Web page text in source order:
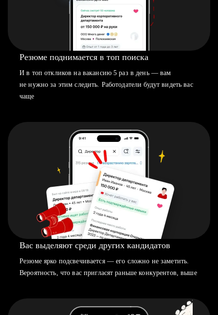
Резюме поднимается в топ поиска
И в топ откликов на вакансию 5 раз в день — вам
не нужно за этим следить. Работодатели будут видеть вас
чаще
Вас выделяют среди других кандидатов
Резюме ярко подсвечивается — его сложно не заметить.
Вероятность, что вас пригласят раньше конкурентов, выше